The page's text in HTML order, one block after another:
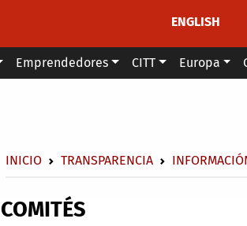
ENGLISH
Emprendedores CITT Europa
Sobrescribir enlaces de
INICIO TRANSPARENCIA
COMITÉS